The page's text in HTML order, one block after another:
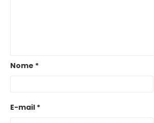
Nome *
E-mail *